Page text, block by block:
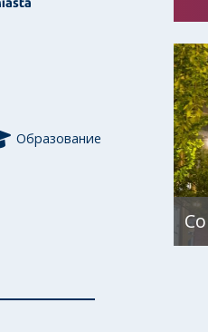
Образование